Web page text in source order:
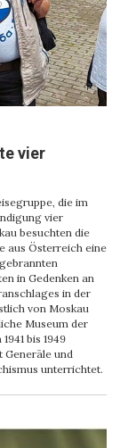
vier
die im
vier
besuchten die
aus Österreich eine
in Gedenken an
in der
von Moskau
Museum der
bis 1949
und
unterrichtet.